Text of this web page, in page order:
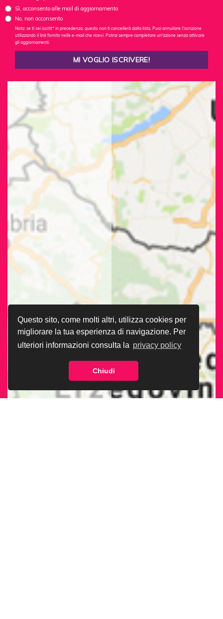
Questo sito, come molti altri, utilizza cookies per
migliorare la tua esperienza di navigazione. Per
ulteriori informazioni consulta la privacy policy
Chiudi
Sì, acconsento alle mail di aggiornamento
No, non acconsento
Nota: se ti sei iscritt* in precedenza, questo non ti cancellerà dalla lista. Puoi annullare l'iscrizione
utilizzando il link fornito nelle e-mail che ricevi. Potrai sempre completare un'azione senza attivare
gli aggiornamenti.